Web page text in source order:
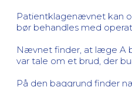
Patientklagenævnet kan
bør behandles med
Nævnet finder, at læge A
var tale om et brud, der
På den baggrund finder